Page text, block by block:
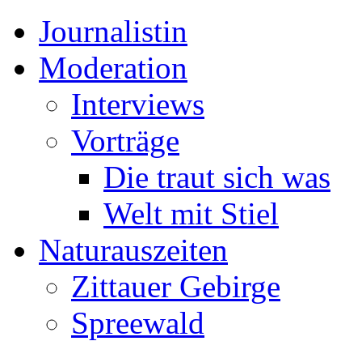
Journalistin
Moderation
Interviews
Vorträge
Die traut sich was
Welt mit Stiel
Naturauszeiten
Zittauer Gebirge
Spreewald